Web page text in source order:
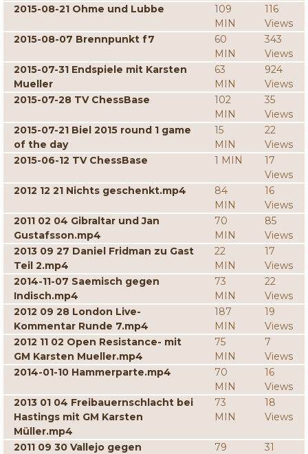
2015-08-21 Ohme und Lubbe
109
MIN
116
Views
2015-08-07 Brennpunkt f7
60
MIN
343
Views
2015-07-31 Endspiele mit Karsten
Mueller
63
MIN
924
Views
2015-07-28 TV ChessBase
102
MIN
35
Views
2015-07-21 Biel 2015 round 1 game
of the day
15
MIN
22
Views
2015-06-12 TV ChessBase
1 MIN
17
Views
2012 12 21 Nichts geschenkt.mp4
84
MIN
16
Views
2011 02 04 Gibraltar und Jan
Gustafsson.mp4
70
MIN
85
Views
2013 09 27 Daniel Fridman zu Gast
Teil 2.mp4
22
MIN
17
Views
2014-11-07 Saemisch gegen
Indisch.mp4
73
MIN
22
Views
2012 09 28 London Live-
Kommentar Runde 7.mp4
187
MIN
19
Views
2012 11 02 Open Resistance- mit
GM Karsten Mueller.mp4
75
MIN
7
Views
2014-01-10 Hammerparte.mp4
70
MIN
16
Views
2013 01 04 Freibauernschlacht bei
Hastings mit GM Karsten
Müller.mp4
73
MIN
18
Views
2011 09 30 Vallejo gegen
79
31